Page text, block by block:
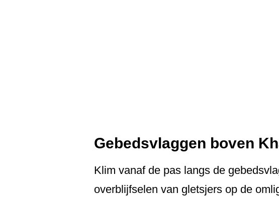
Gebedsvlaggen boven
Klim vanaf de pas langs de
overblijfselen van gletsjers op de